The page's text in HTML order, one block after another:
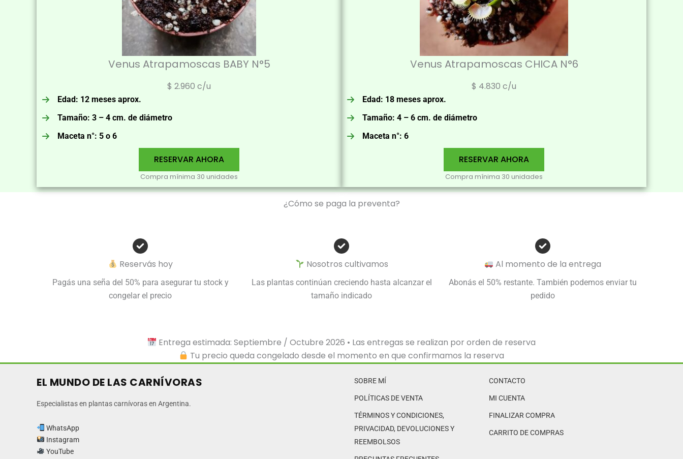
Venus Atrapamoscas BABY N°5
$ 2.960 c/u
Edad: 12 meses aprox.
Tamaño: 3 – 4 cm. de diámetro
Maceta n°: 5 o 6
RESERVAR AHORA
Compra mínima 30 unidades
Venus Atrapamoscas CHICA N°6
$ 4.830 c/u
Edad: 18 meses aprox.
Tamaño: 4 – 6 cm. de diámetro
Maceta n°: 6
RESERVAR AHORA
Compra mínima 30 unidades
¿Cómo se paga la preventa?
Reservás hoy
Pagás una seña del 50% para asegurar tu stock y
congelar el precio
Nosotros cultivamos
Las plantas continúan creciendo hasta alcanzar el
tamaño indicado
Al momento de la entrega
Abonás el 50% restante. También podemos enviar tu
pedido
Entrega estimada: Septiembre / Octubre 2026 • Las entregas se realizan por orden de reserva
Tu precio queda congelado desde el momento en que confirmamos la reserva
EL MUNDO DE LAS CARNÍVORAS
Especialistas en plantas carnívoras en Argentina.
WhatsApp
Instagram
YouTube
SOBRE MÍ
POLÍTICAS DE VENTA
TÉRMINOS Y CONDICIONES,
PRIVACIDAD, DEVOLUCIONES Y
REEMBOLSOS
CONTACTO
MI CUENTA
FINALIZAR COMPRA
CARRITO DE COMPRAS